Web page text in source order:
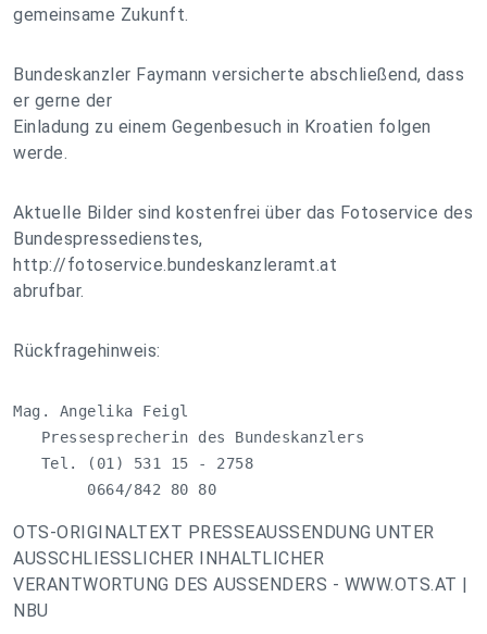
gemeinsame Zukunft.
Bundeskanzler Faymann versicherte abschließend, dass
er gerne der
Einladung zu einem Gegenbesuch in Kroatien folgen
werde.
Aktuelle Bilder sind kostenfrei über das Fotoservice des
Bundespressedienstes,
http://fotoservice.bundeskanzleramt.at
abrufbar.
Rückfragehinweis:
Mag. Angelika Feigl
   Pressesprecherin des Bundeskanzlers
   Tel. (01) 531 15 - 2758
        0664/842 80 80
OTS-ORIGINALTEXT PRESSEAUSSENDUNG UNTER
AUSSCHLIESSLICHER INHALTLICHER
VERANTWORTUNG DES AUSSENDERS - WWW.OTS.AT |
NBU